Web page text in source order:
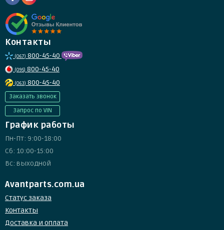
Контакты
(067) 800-45-40
(095) 800-45-40
(063) 800-45-40
Заказать звонок
Запрос по VIN
График работы
Пн-Пт: 9:00-18:00
Сб: 10:00-15:00
Вс: выходной
Avantparts.com.ua
Статус заказа
Контакты
Доставка и оплата